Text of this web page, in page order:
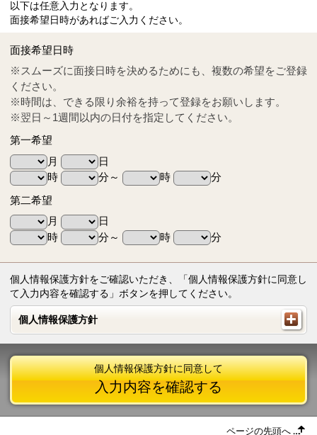
Tel
0570-55-0314
以下は任意入力となります。
面接希望日時があればご入力ください。
面接希望日時
※スムーズに面接日時を決めるためにも、複数の希望をご登録
ください。
※時間は、できる限り余裕を持って登録をお願いします。
※翌日～1週間以内の日付を指定してください。
第一希望
月
日
時
分～ 時
分
第二希望
月
日
時
分～ 時 分
個人情報保護方針をご確認いただき、「個人情報保護方針に同意し
て入力内容を確認する」ボタンを押してください。
個人情報保護方針
個人情報保護方針
個人情報保護方針に同意して
入力内容を確認する
ページの先頭へ